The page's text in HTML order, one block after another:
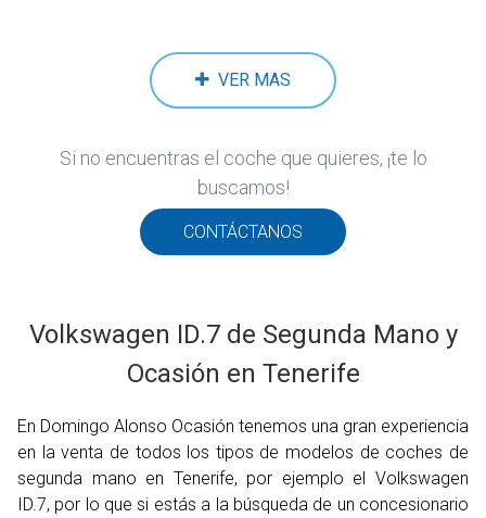
VER MAS
Si no encuentras el coche que quieres, ¡te lo
buscamos!
CONTÁCTANOS
Volkswagen ID.7 de Segunda Mano y
Ocasión en Tenerife
En Domingo Alonso Ocasión tenemos una gran experiencia
en la venta de todos los tipos de modelos de coches de
segunda mano en Tenerife, por ejemplo el Volkswagen
ID.7, por lo que si estás a la búsqueda de un concesionario